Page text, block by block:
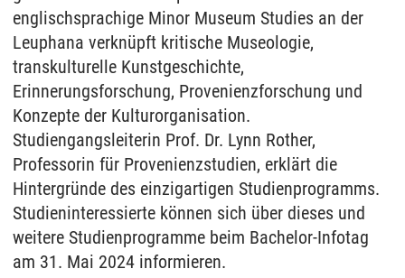
englischsprachige Minor Museum Studies an der
Leuphana verknüpft kritische Museologie,
transkulturelle Kunstgeschichte,
Erinnerungsforschung, Provenienzforschung und
Konzepte der Kulturorganisation.
Studiengangsleiterin Prof. Dr. Lynn Rother,
Professorin für Provenienzstudien, erklärt die
Hintergründe des einzigartigen Studienprogramms.
Studieninteressierte können sich über dieses und
weitere Studienprogramme beim Bachelor-Infotag
am 31. Mai 2024 informieren.